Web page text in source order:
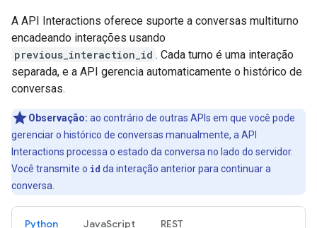
A API Interactions oferece suporte a conversas multiturno
encadeando interações usando
previous_interaction_id . Cada turno é uma interação
separada, e a API gerencia automaticamente o histórico de
conversas.
Observação: ao contrário de outras APIs em que você pode
gerenciar o histórico de conversas manualmente, a API
Interactions processa o estado da conversa no lado do servidor.
Você transmite o id da interação anterior para continuar a
conversa.
Python JavaScript REST